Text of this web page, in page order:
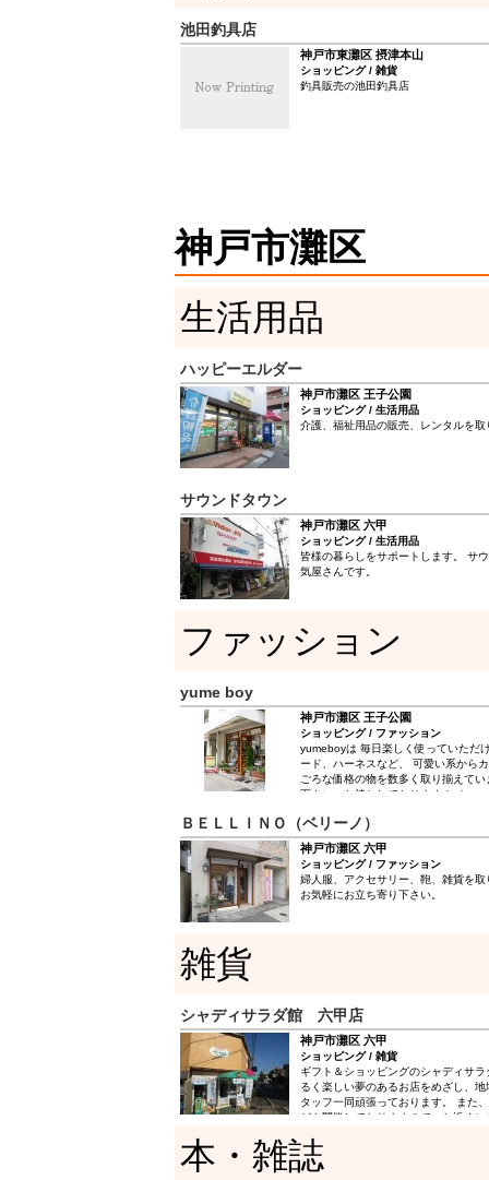
池田釣具店
神戸市東灘区 摂津本山
ショッピング / 雑貨
釣具販売の池田釣具店
神戸市灘区
生活用品
ハッピーエルダー
神戸市灘区 王子公園
ショッピング / 生活用品
介護、福祉用品の販売、レンタルを
サウンドタウン
神戸市灘区 六甲
ショッピング / 生活用品
皆様の暮らしをサポートします。 サ
気屋さんです。
ファッション
yume boy
神戸市灘区 王子公園
ショッピング / ファッション
yumeboyは 毎日楽しく使っていただ
ード、ハーネスなど、 可愛い系から
ごろな価格の物を数多く取り揃えて
下さい。お待ちしております！
す。 ☆実店舗に来られないお客様に
げいただけるようになりました！ ２
用いただけます。３着以上のご注文
発送します。 詳細はご利用案内をご
細かい部分のお問合せは、各商品の
お問合せください。 ☆「こんな感じ
ＢＥＬＬＩＮＯ（ベリーノ）
神戸市灘区 六甲
ショッピング / ファッション
婦人服、アクセサリー、鞄、雑貨を
お気軽にお立ち寄り下さい。
雑貨
シャディサラダ館 六甲店
神戸市灘区 六甲
ショッピング / 雑貨
ギフト＆ショッピングのシャディサ
るく楽しい夢のあるお店をめざし、
タッフ一同頑張っております。 また
ども開催しておりますので、お近く
ちしています。
本・雑誌